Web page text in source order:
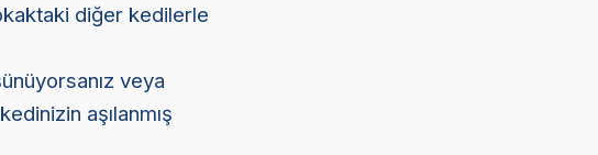
diğer kedilerle
veya
aşılanmış